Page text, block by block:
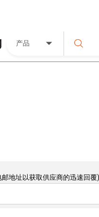
产品
地址以获取供应商的迅速回覆)